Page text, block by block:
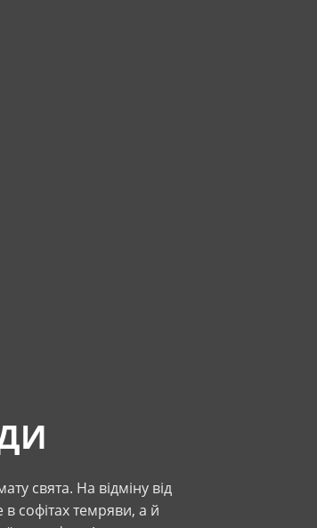
свята. На відміну від
софітах темряви, а й